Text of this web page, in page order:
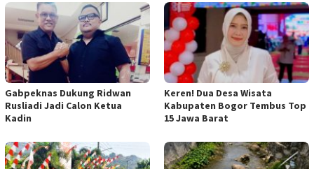
Gabpeknas Dukung Ridwan
Rusliadi Jadi Calon Ketua
Kadin
Keren! Dua Desa Wisata
Kabupaten Bogor Tembus Top
15 Jawa Barat